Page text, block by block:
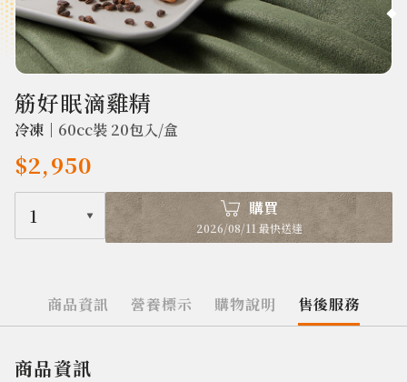
筋好眠滴雞精
冷凍｜ 60cc裝 20包入/盒
$2,950
1 購買
2026/08/11 最快送達
商品資訊 營養標示 購物說明 售後服務
商品資訊